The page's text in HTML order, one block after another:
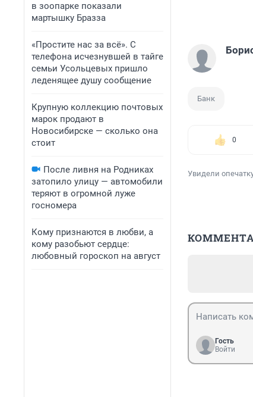
в зоопарке показали
мартышку Бразза
«Простите нас за всё». С
телефона исчезнувшей в тайге
семьи Усольцевых пришло
леденящее душу сообщение
Крупную коллекцию почтовых
марок продают в
Новосибирске — сколько она
стоит
После ливня на Родниках
затопило улицу — автомобили
теряют в огромной луже
госномера
Кому признаются в любви, а
кому разобьют сердце:
любовный гороскоп на август
Банк
0
Увидели
Гость
Войти